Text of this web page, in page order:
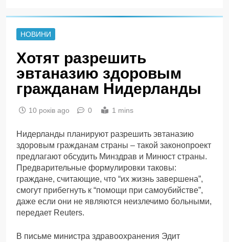
НОВИНИ
Хотят разрешить
эвтаназию здоровым
гражданам Нидерланды
10 років ago 0 1 mins
Нидерланды планируют разрешить эвтаназию
здоровым гражданам страны – такой законопроект
предлагают обсудить Минздрав и Минюст страны.
Предварительные формулировки таковы:
граждане, считающие, что “их жизнь завершена”,
смогут прибегнуть к “помощи при самоубийстве”,
даже если они не являются неизлечимо больными,
передает Reuters.
В письме министра здравоохранения Эдит